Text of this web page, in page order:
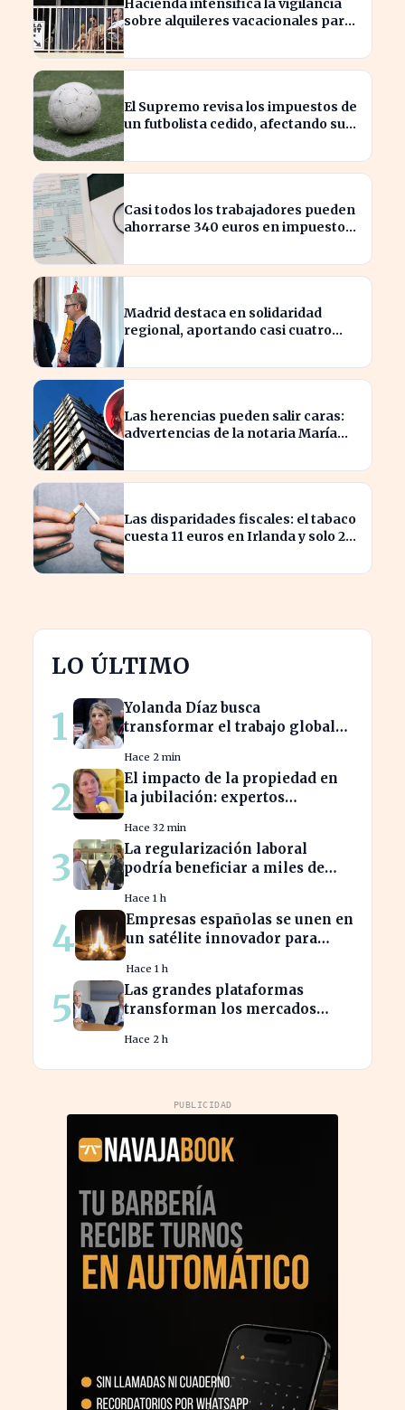
sobre alquileres vacacionales para
El Supremo revisa los impuestos de
un futbolista cedido, afectando su
Casi todos los trabajadores pueden
ahorrarse 340 euros en impuestos,
Madrid destaca en solidaridad
regional, aportando casi cuatro
Las herencias pueden salir caras:
advertencias de la notaria María
Las disparidades fiscales: el tabaco
cuesta 11 euros en Irlanda y solo 2
LO ÚLTIMO
1
Yolanda Díaz busca
transformar el trabajo global
laborales
Hace 2 min
2
El impacto de la propiedad en
la jubilación: expertos
tras los 40
Hace 32 min
3
La regularización laboral
podría beneficiar a miles de
año.
Hace 1 h
4
Empresas españolas se unen en
un satélite innovador para
europeas
Hace 1 h
5
Las grandes plataformas
transforman los mercados
competencia
Hace 2 h
PUBLICIDAD